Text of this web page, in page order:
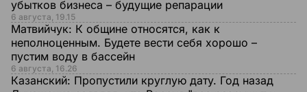
убытков бизнеса – будущие репарации
6 августа, 19.15
Матвийчук: К общине относятся, как к
неполноценным. Будете вести себя хорошо –
пустим воду в бассейн
6 августа, 16.26
Казанский: Пропустили круглую дату. Год назад